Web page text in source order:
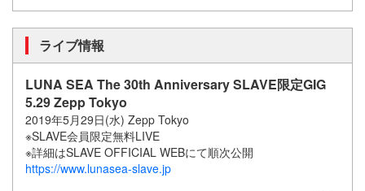
ライブ情報
LUNA SEA The 30th Anniversary SLAVE限定GIG
5.29 Zepp Tokyo
2019年5月29日(水) Zepp Tokyo
※SLAVE会員限定無料LIVE
※詳細はSLAVE OFFICIAL WEBにて順次公開
https://www.lunasea-slave.jp